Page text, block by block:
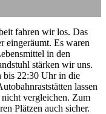
fahren wir los. Das
eingeräumt. Es waren
in den
stärken wir uns.
bis 22:30 Uhr in die
lassen
nicht vergleichen. Zum
Plätzen auch sicher.